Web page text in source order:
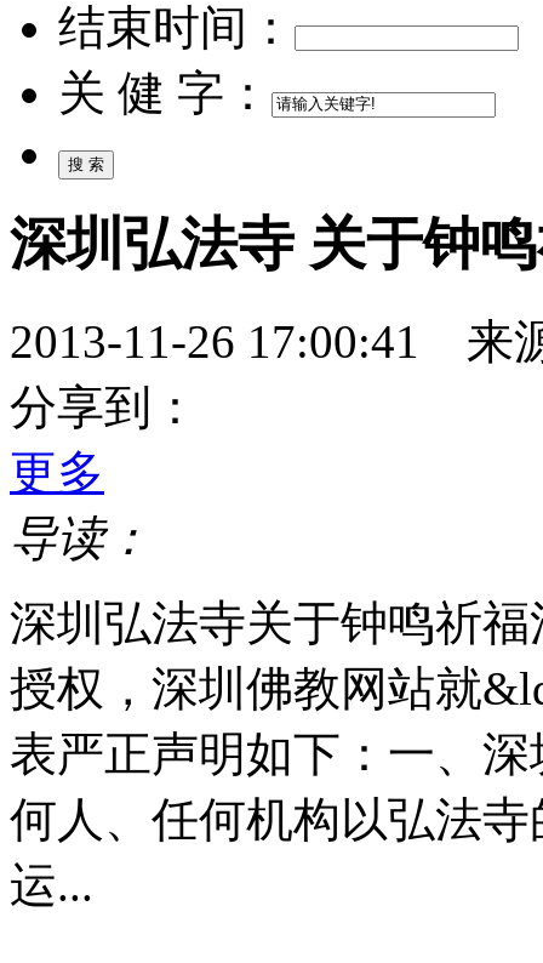
结束时间：
关 健 字：
深圳弘法寺 关于钟
2013-11-26 17:00:41
分享到：
更多
导读：
深圳弘法寺关于钟鸣祈
授权，深圳佛教网站就
表严正声明如下：一、
何人、任何机构以弘法
运...